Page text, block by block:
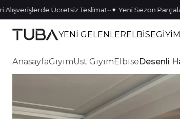
Ücretsiz Teslimat••✦ Yeni Sezon Parçaları
YENİ GELENLERELBİSEGİYİM
AnasayfaGiyimÜst GiyimElbiseDesenli